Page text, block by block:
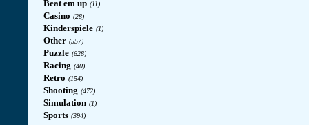
Beat em up (11)
Casino (28)
Kinderspiele (1)
Other (557)
Puzzle (628)
Racing (40)
Retro (154)
Shooting (472)
Simulation (1)
Sports (394)